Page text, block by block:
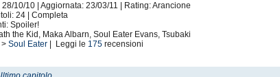
28/10/10 | Aggiornata: 23/03/11 | Rating: Arancione
24 | Completa
Spoiler!
the Kid, Maka Albarn, Soul Eater Evans, Tsubaki
>Soul Eater | Leggi le 175 recensioni